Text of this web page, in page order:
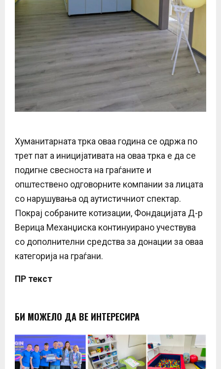
Хуманитарната трка оваа година се одржа по
трет пат а иницијативата на оваа трка е да се
подигне свесноста на граѓаните и
општествено одговорните компании за лицата
со нарушувања од аутистичниот спектар.
Покрај собраните котизации, Фондацијата Д-р
Верица Механџиска континуирано учествува
со дополнителни средства за донации за оваа
категорија на граѓани.
ПР текст
БИ МОЖЕЛО ДА ВЕ ИНТЕРЕСИРА